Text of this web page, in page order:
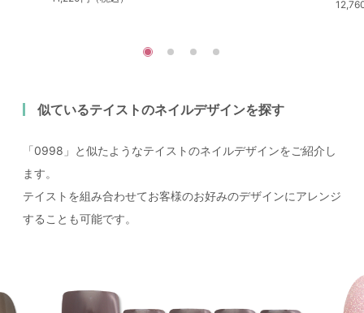
似ているテイストのネイルデザインを探す
「0998」と似たようなテイストのネイルデザインをご紹介し
ます。
テイストを組み合わせてお客様のお好みのデザインにアレンジ
することも可能です。